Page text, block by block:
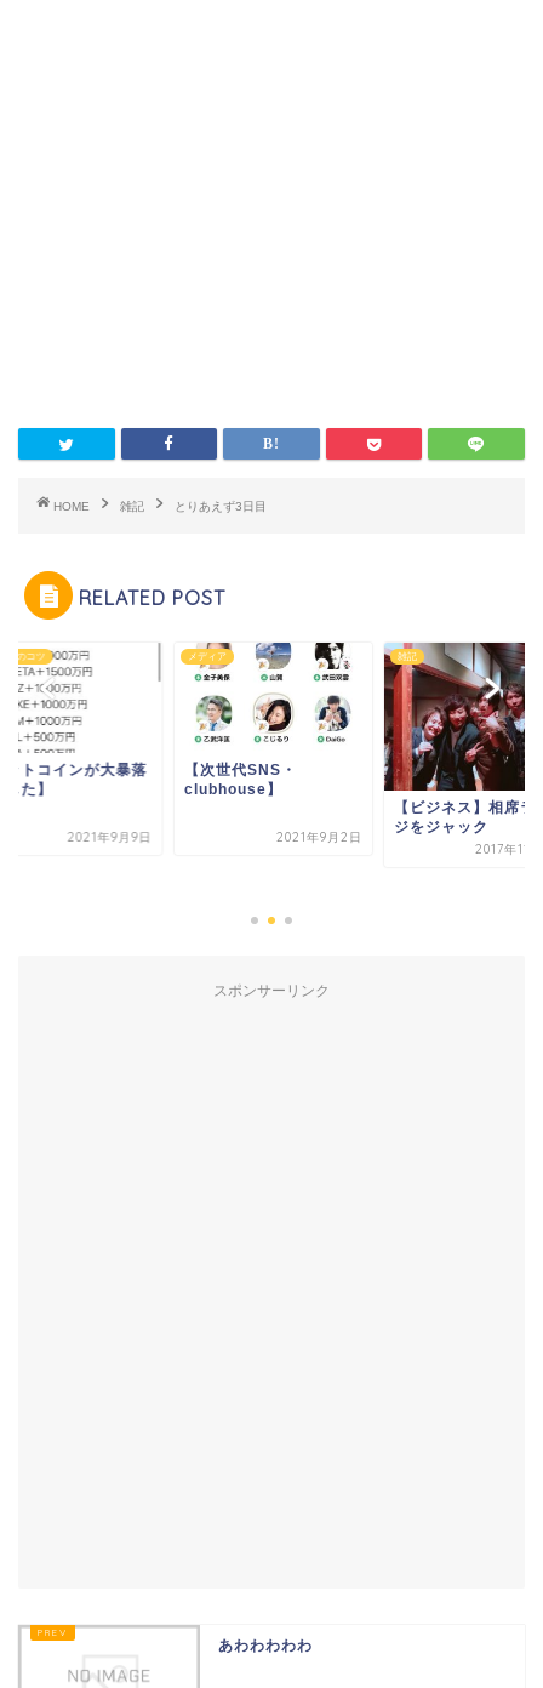
HOME 雑記 とりあえず3日目
RELATED POST
スのコツ
ットコインが大暴落
た】
2021年9月9日
メディア
【次世代SNS・
clubhouse】
2021年9月2日
雑記
【ビジネス】相席ラ
ジをジャック
2017年11
スポンサーリンク
あわわわわわ